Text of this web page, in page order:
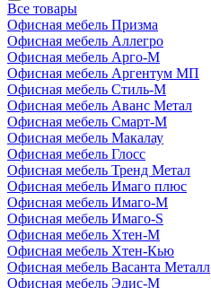
Все товары
Офисная мебель Призма
Офисная мебель Аллегро
Офисная мебель Арго-М
Офисная мебель Аргентум МП
Офисная мебель Стиль-М
Офисная мебель Аванс Метал
Офисная мебель Смарт-М
Офисная мебель Макалау
Офисная мебель Глосс
Офисная мебель Тренд Метал
Офисная мебель Имаго плюс
Офисная мебель Имаго-М
Офисная мебель Имаго-S
Офисная мебель Хтен-M
Офисная мебель Хтен-Кью
Офисная мебель Васанта Металл
Офисная мебель Эдис-M